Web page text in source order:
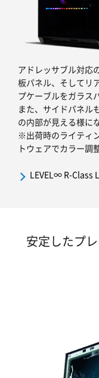
アドレッサブル対応
板パネル、そしてリ
プケーブルをガラス
また、サイドパネル
の内部が見える様に
※出荷時のライティ
トウェアでカラー調
LEVEL∞ R-Class
安定したプ